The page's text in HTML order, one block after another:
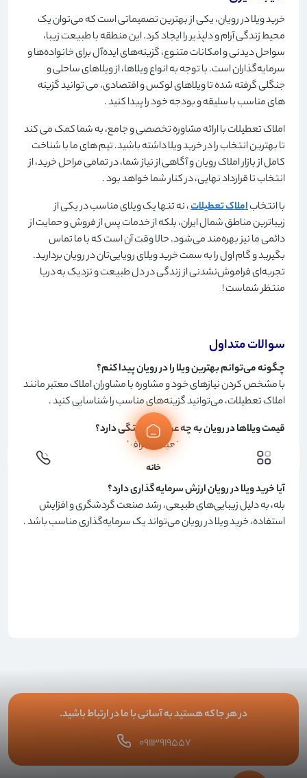
خرید ویلا در رویان، یکی از بهترین تصمیماتی است که می‌توان یک
محیط زندگی آرام و دلپذیر را ایجاد کرد. این منطقه با طبیعت زیبا،
سواحل دیدنی و امکانات متنوع، گزینه‌های ایده‌آل برای خانواده‌ها و
سرمایه‌گذاران است. با توجه به انواع ویلاها، از ویلاهای ساحلی و
جنگلی گرفته شده تا ویلاهای لوکس و اقتصادی، می توانید گزینه
های مناسب با سلیقه و بودجه خود را پیدا کنید.
املاک تعطیلات با ارائه مشاوره تخصصی و جامع، به شما کمک می کند
تا بهترین انتخاب را در خرید ویلا داشته باشید. تیم های ما با شناخت
کامل از بازار املاک رویان و آگاهی از نیاز شما، در تمامی مراحل خرید، از
انتخاب تا قرارداد نهایی، در کنار شما خواهد بود.
با انتخاباملاک تعطیلات، نه تنها یک ویلای مناسب در یکی از
زیباترین مناطق شمال ایران، بلکه از خدمات پس از فروش و حمایت از
دائمی ما نیز بهره‌مند می‌شود. حالا وقت آن است که با ما تماس
بگیرید و گام اول را به سمت خرید ویلای رویایی‌تان در رویان بردارید.
تجربه‌ای فراموش‌نشدنی از زندگی در دل طبیعت و نزدیک به دریا
منتظر شماست!
سوالات متداول
چگونه می‌توانم بهترین ویلا را در رویان پیدا کنم؟
با مشخص کردن نیازهای خود و مشاوره با مشاوران املاک معتبر مانند
املاک تعطیلات، می‌توانید گزینه‌های مناسب را شناسایی کنید.
قیمت ویلاها در رویان به چه عواملی بستگی دارد؟
قیمت‌ها به عوامل مهم موقعیت جغرافیایی، نوع ویلا (ساحلی،
جنگلی)، امکانات، اندازه و وضعیت ملک دارند
آیا خرید ویلا در رویان ارزش سرمایه گذاری دارد؟
بله، به دلیل زیبایی‌های طبیعی، رشد صنعت گردشگری و افزایش
استفاده، خرید ویلا در رویان می‌تواند یک سرمایه‌گذاری مناسب باشد.
در هر جا که هستید به آسانی با ما در ارتباط باشید.
۰۹۱۱۳۹۱۹۵۵۷
خانه